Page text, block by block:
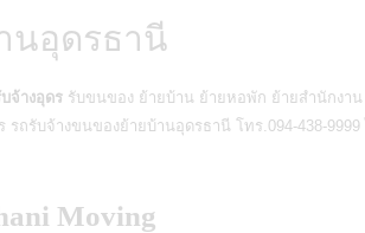
นอุดรธานี
จ้างอุดร รับขนของ ย้ายบ้าน ย้ายหอพัก ย้ายสำนักงา
รถรับจ้างขนของย้ายบ้านอุดรธานี โทร.094-438-
Moving